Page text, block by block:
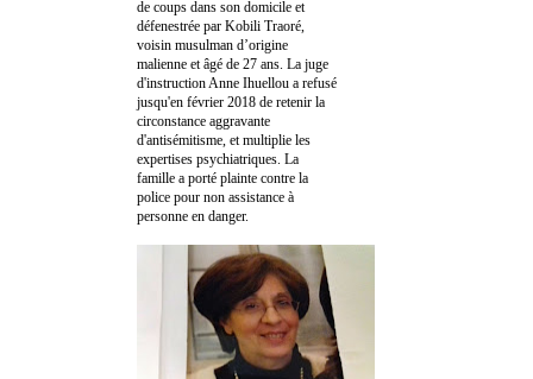
de coups dans son domicile et
défenestrée par Kobili Traoré,
voisin musulman d’origine
malienne et âgé de 27 ans. La juge
d'instruction Anne Ihuellou a refusé
jusqu'en février 2018 de retenir la
circonstance aggravante
d'antisémitisme, et multiplie les
expertises psychiatriques. La
famille a porté plainte contre la
police pour non assistance à
personne en danger.